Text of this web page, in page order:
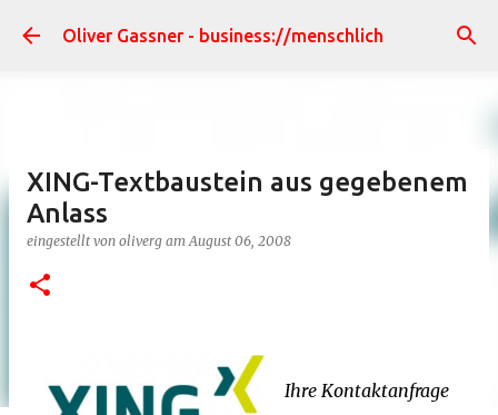
Direkt zum Hauptbereich
Oliver Gassner - business://menschlich
XING-Textbaustein aus gegebenem
Anlass
eingestellt von oliverg amAugust 06, 2008
Ihre Kontaktanfrage